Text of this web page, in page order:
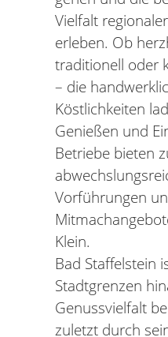
Vielfalt
erleben. Ob
traditionell oder
– die
Köstlichkeiten
Genießen und
Betriebe bieten
Vorführungen
Klein.
Bad Staffelstein
Stadtgrenzen
Genussvielfalt
zuletzt durch